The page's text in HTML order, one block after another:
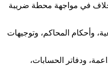
في مواجهة محطة ضريبة
وأحكام المحاكم، وتوجيهات
ودفاتر الحسابات،